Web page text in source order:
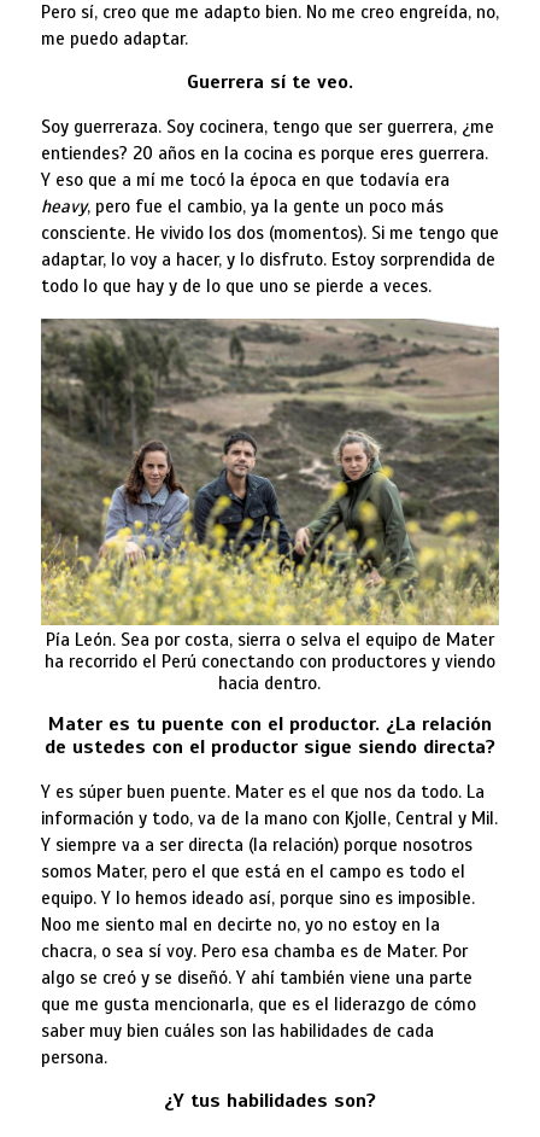
Pero sí, creo que me adapto bien. No me creo engreída, no,
me puedo adaptar.
Guerrera sí te veo.
Soy guerreraza. Soy cocinera, tengo que ser guerrera, ¿me
entiendes? 20 años en la cocina es porque eres guerrera.
Y eso que a mí me tocó la época en que todavía era
heavy, pero fue el cambio, ya la gente un poco más
consciente. He vivido los dos (momentos). Si me tengo que
adaptar, lo voy a hacer, y lo disfruto. Estoy sorprendida de
todo lo que hay y de lo que uno se pierde a veces.
Pía León. Sea por costa, sierra o selva el equipo de Mater
ha recorrido el Perú conectando con productores y viendo
hacia dentro.
Mater es tu puente con el productor. ¿La relación
de ustedes con el productor sigue siendo directa?
Y es súper buen puente. Mater es el que nos da todo. La
información y todo, va de la mano con Kjolle, Central y Mil.
Y siempre va a ser directa (la relación) porque nosotros
somos Mater, pero el que está en el campo es todo el
equipo. Y lo hemos ideado así, porque sino es imposible.
Noo me siento mal en decirte no, yo no estoy en la
chacra, o sea sí voy. Pero esa chamba es de Mater. Por
algo se creó y se diseñó. Y ahí también viene una parte
que me gusta mencionarla, que es el liderazgo de cómo
saber muy bien cuáles son las habilidades de cada
persona.
¿Y tus habilidades son?